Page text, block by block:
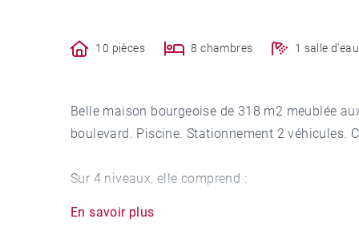
10 pièces 8 chambres 1 salle d'eau
Belle maison bourgeoise de 318 m2 meublée
boulevard. Piscine. Stationnement 2 véhicules.
Sur 4 niveaux, elle comprend :
Au 1er étage : un palier desservant 1 chambre
En savoir plus